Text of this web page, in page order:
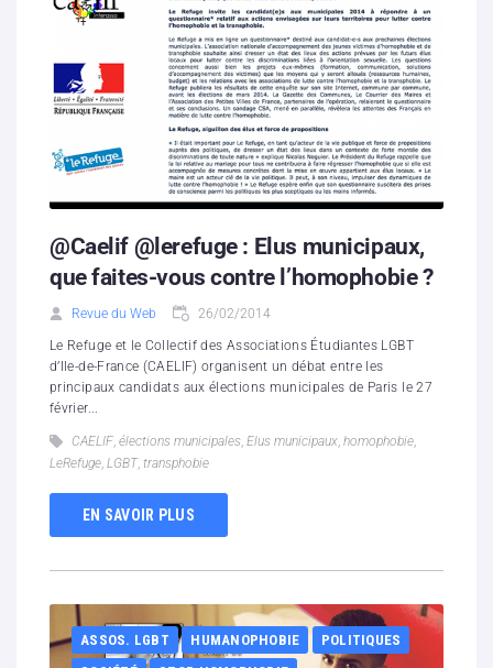
@Caelif @lerefuge : Elus municipaux,
que faites-vous contre l’homophobie ?
Revue du Web 26/02/2014
Le Refuge et le Collectif des Associations Étudiantes LGBT
d’Ile-de-France (CAELIF) organisent un débat entre les
principaux candidats aux élections municipales de Paris le 27
février...
CAELIF, élections municipales, Elus municipaux, homophobie,
LeRefuge, LGBT, transphobie
EN SAVOIR PLUS
ASSOS. LGBT HUMANOPHOBIE
POLITIQUES